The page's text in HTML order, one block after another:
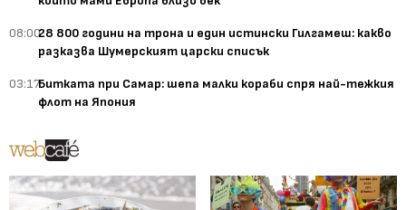
08:0028 800 години на трона и един истински Гилгамеш: какво
разказва Шумерският царски списък
03:17Битката при Самар: шепа малки кораби спря най-тежкия
флот на Япония